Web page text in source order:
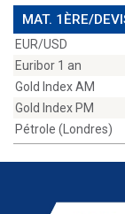
MAT. 1ÈRE/
EUR/USD
Euribor 1 an
Gold Index AM
Gold Index PM
Pétrole (Londres)